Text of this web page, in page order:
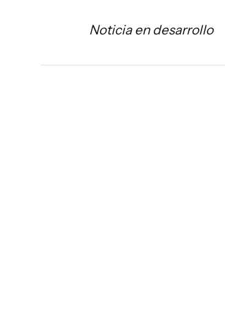
Noticia en desarrollo